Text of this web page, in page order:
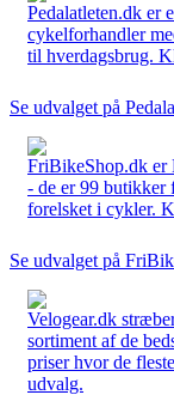
Pedalatleten.dk er
cykelforhandler
til hverdagsbrug.
Se udvalget på
FriBikeShop.dk er
- de er 99 butikker
forelsket i cykler.
Se udvalget på
Velogear.dk
sortiment af de
priser hvor de
udvalg.